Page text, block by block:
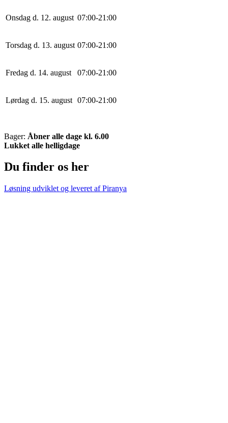
Onsdag d. 12. august 07:00-21 :00
Torsdag d. 13. august 07:00-21 :00
Fredag d. 14. august 07:00-21 :00
Lørdag d. 15. august 07:00-21 :00
Bager: Åbner alle dage kl. 6.00
Lukket alle helligdage
Du finder os her
Løsning udviklet og leveret afPiranya